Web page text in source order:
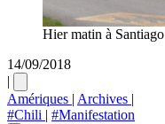
Hier matin à Santiago
14/09/2018
|
Amériques | Archives |
#Chili | #Manifestation